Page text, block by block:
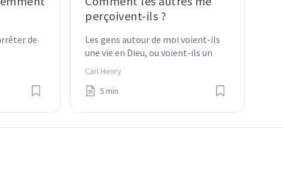
de
perçoivent-ils ?
Les gens autour de moi voient-ils
une vie en Dieu, ou voient-ils un
homme qui réagit souvent selon sa
nature ?
Carl Henry
5 min